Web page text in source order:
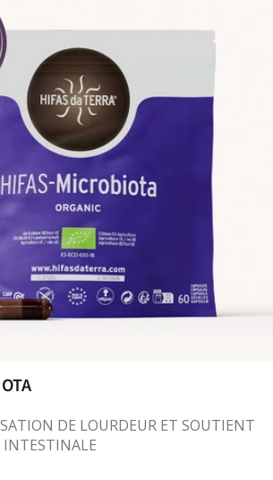
DE LOURDEUR ET SOUTIENT
INTESTINALE